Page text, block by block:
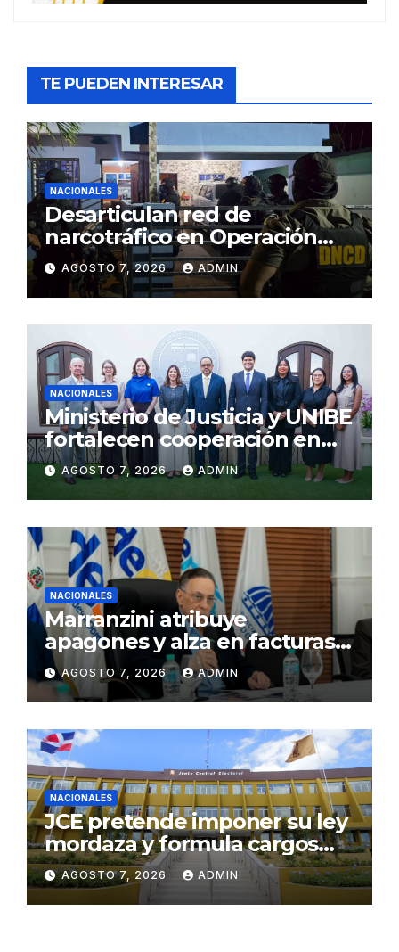
TE PUEDEN INTERESAR
NACIONALES
Desarticulan red de
narcotráfico en Operación
Lgtca
AGOSTO 7, 2026 ADMIN
NACIONALES
Ministerio de Justicia y UNIBE
fortalecen cooperación en
Justicia y Derechos Humanos
AGOSTO 7, 2026 ADMIN
NACIONALES
Marranzini atribuye
apagones y alza en facturas
eléctricas al calor y procesos
de mantenimiento
AGOSTO 7, 2026 ADMIN
NACIONALES
JCE pretende imponer su ley
mordaza y formula cargos
contra ACD Media por
publicar encuestas
AGOSTO 7, 2026 ADMIN